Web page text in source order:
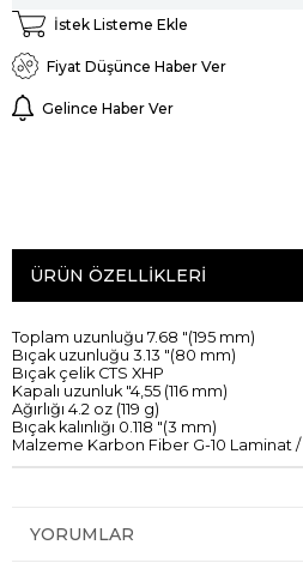
İstek Listeme Ekle
Fiyat Düşünce Haber Ver
Gelince Haber Ver
ÜRÜN ÖZELLIKLERI
Toplam uzunluğu 7.68 "(195 mm)
Bıçak uzunluğu 3.13 "(80 mm)
Bıçak çelik CTS XHP
Kapalı uzunluk "4,55 (116 mm)
Ağırlığı 4.2 oz (119 g)
Bıçak kalınlığı 0.118 "(3 mm)
Malzeme Karbon Fiber G-10 Laminat /
YORUMLAR